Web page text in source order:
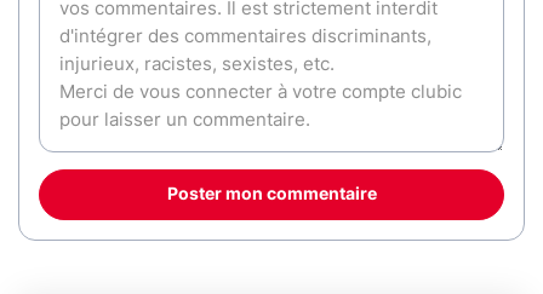
Poster mon commentaire